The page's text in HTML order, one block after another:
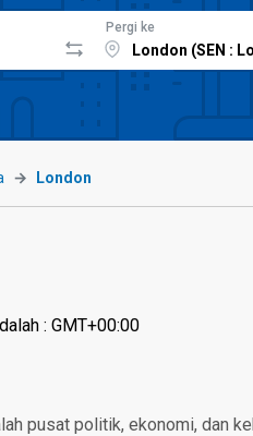
Pergi ke
London
: GMT+00:00
pusat politik, ekonomi, dan